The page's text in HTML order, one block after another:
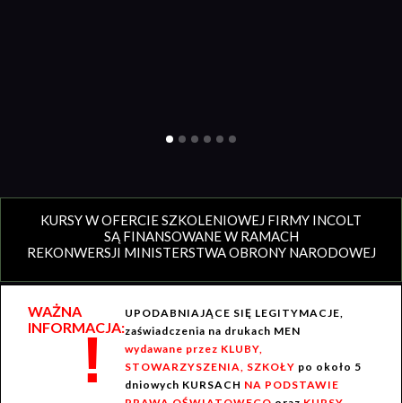
KURSY W OFERCIE SZKOLENIOWEJ FIRMY INCOLT
SĄ FINANSOWANE W RAMACH
REKONWERSJI MINISTERSTWA OBRONY NARODOWEJ
WAŻNA
INFORMACJA:
!
UPODABNIAJĄCE SIĘ LEGITYMACJE,
zaświadczenia na drukach MEN
wydawane przez KLUBY,
STOWARZYSZENIA, SZKOŁY po około 5
dniowych KURSACH NA PODSTAWIE